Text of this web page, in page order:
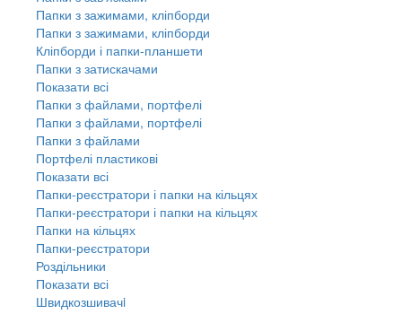
Папки з зажимами, кліпборди
Папки з зажимами, кліпборди
Кліпборди і папки-планшети
Папки з затискачами
Показати всі
Папки з файлами, портфелі
Папки з файлами, портфелі
Папки з файлами
Портфелі пластикові
Показати всі
Папки-реєстратори і папки на кільцях
Папки-реєстратори і папки на кільцях
Папки на кільцях
Папки-реєстратори
Роздільники
Показати всі
Швидкозшивачi